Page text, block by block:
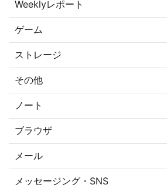
Weeklyレポート
ゲーム
ストレージ
その他
ノート
ブラウザ
メール
メッセージング・SNS